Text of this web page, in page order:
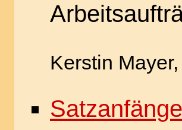
Kerstin
Satzanfänge